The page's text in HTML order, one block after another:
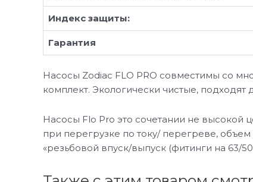
Индекс защиты:
Гарантия
Насосы Zodiac FLO PRO совместимы со
комплект. Экологически чистые,
Насосы Flo Pro это сочетании не высокой
при перегрузке по току/ перегреве,
«резьбовой впуск/выпуск (фитинги на 63/